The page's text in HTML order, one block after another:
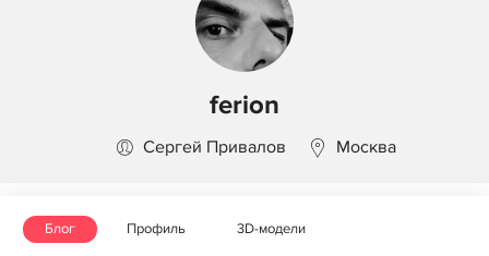
ferion
Сергей Привалов Москва
Блог Профиль 3D-модели